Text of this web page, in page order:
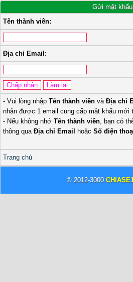
Gửi mật khẩu
Tên thành viên:
Địa chỉ Email:
- Vui lòng nhập Tên thành viên và Địa chỉ
nhận được 1 email cung cấp mật khẩu mới
- Nếu không nhớ Tên thành viên, bạn có
thông qua Địa chỉ Email hoặc Số điện
Trang chủ
© 2012-3000